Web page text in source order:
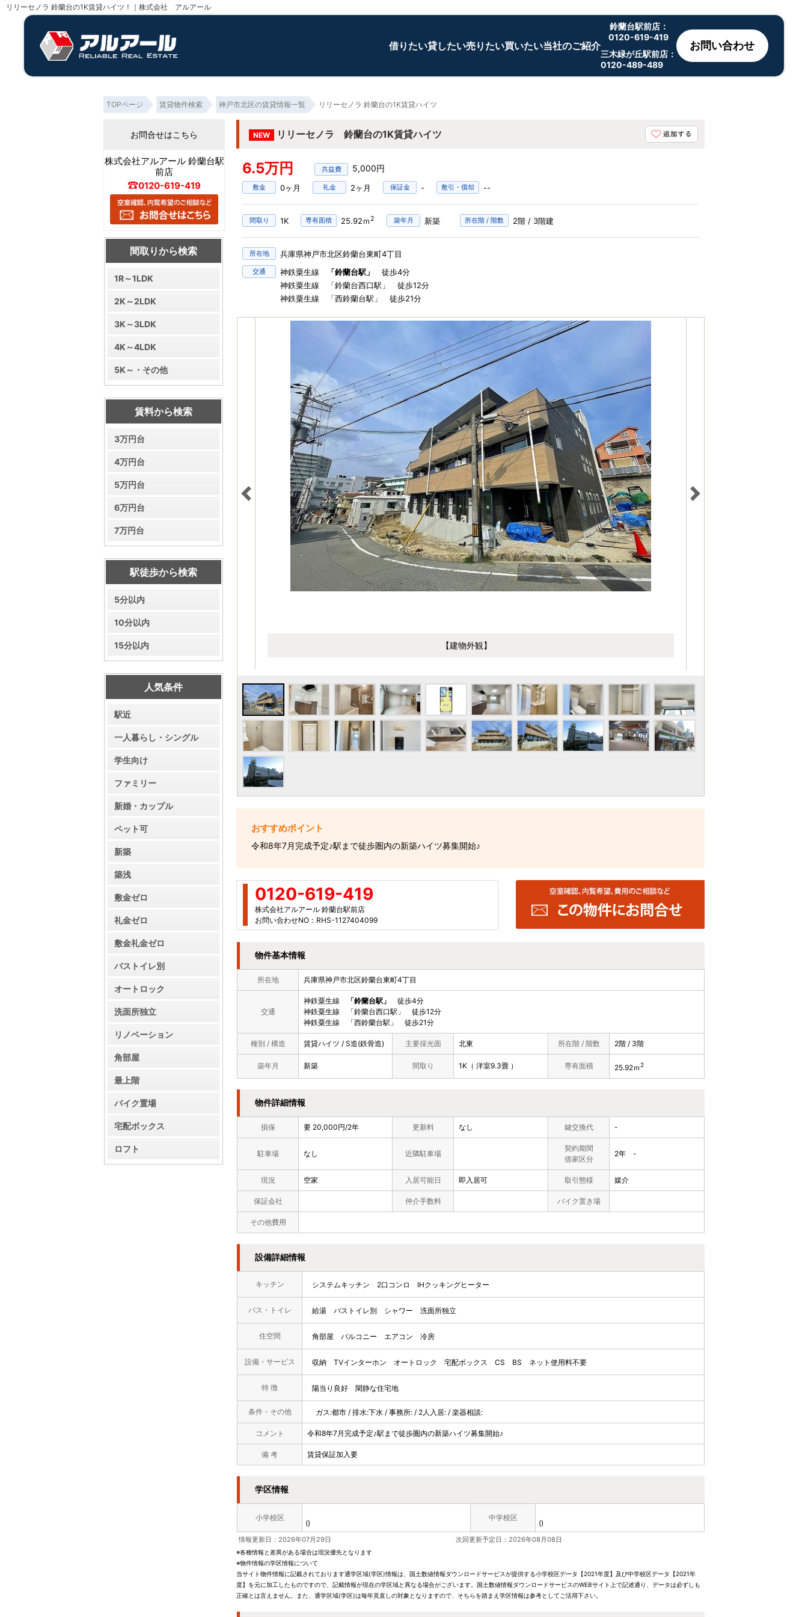
リリーセノラ 鈴蘭台の1K賃貸ハイツ！｜株式会社 アルアール
借りたい貸したい売りたい買いたい当社のご紹介
鈴蘭台駅前店：
0120-619-419
三木緑が丘駅前店：
0120-489-489
お問い合わせ
TOPページ 賃貸物件検索 神戸市北区の賃貸情報一覧 リリーセノラ 鈴蘭台の1K賃貸ハイツ
NEW リリーセノラ 鈴蘭台の1K賃貸ハイツ
6.5万円 5,000円
敷金 0ヶ月 礼金 2ヶ月 保証金 - 敷引・償却 --
間取り 1K 専有面積 25.92ｍ2 築年月 新築 所在階 / 階数 2階 / 3階建
所在地 兵庫県神戸市北区鈴蘭台東町4丁目
交通 神鉄粟生線 「鈴蘭台駅」
徒歩4分
神鉄粟生線 「鈴蘭台西口駅」 徒歩12分
神鉄粟生線 「西鈴蘭台駅」 徒歩21分
【建物外観】
令和8年7月完成予定♪駅まで徒歩圏内の新築ハイツ募集開始♪
0120-619-419
株式会社アルアール 鈴蘭台駅前店
お問い合わせNO：RHS-1127404099
物件基本情報
所在地 兵庫県神戸市北区鈴蘭台東町4丁目
交通
神鉄粟生線 「鈴蘭台駅」
徒歩4分
神鉄粟生線 「鈴蘭台西口駅」 徒歩12分
神鉄粟生線 「西鈴蘭台駅」 徒歩21分
種別 / 構造 賃貸ハイツ / S造(鉄骨造) 主要採光面 北東 所在階 / 階数 2階 / 3階
築年月 新築 間取り 1K（ 洋室9.3畳 ） 専有面積 25.92ｍ2
物件詳細情報
損保 要 20,000円/2年 更新料 なし 鍵交換代 -
駐車場 なし 近隣駐車場
契約期間
借家区分
2年 -
現況 空家 入居可能日 即入居可 取引態様 媒介
保証会社 仲介手数料 バイク置き場
その他費用
設備詳細情報
キッチン システムキッチン 2口コンロ IHクッキングヒーター
バス・トイレ 給湯 バストイレ別 シャワー 洗面所独立
住空間 角部屋 バルコニー エアコン 冷房
設備・サービス 収納 TVインターホン オートロック 宅配ボックス CS BS ネット使用料不要
特 徴 陽当り良好 閑静な住宅地
条件・その他 ガス:都市 / 排水:下水 / 事務所: / 2人入居: / 楽器相談:
コメント 令和8年7月完成予定♪駅まで徒歩圏内の新築ハイツ募集開始♪
備 考 賃貸保証加入要
学区情報
小学校区
()
中学校区
()
情報更新日：2026年07月29日 次回更新予定日：2026年08月08日
※各種情報と差異がある場合は現況優先となります
※物件情報の学区情報について
当サイト物件情報に記載されております通学区域(学区)情報は、国土数値情報ダウンロードサービスが提供する小学校区データ【2021年度】及び中学校区データ【2021年
度】を元に加工したものですので、記載情報が現在の学区域と異なる場合がございます。国土数値情報ダウンロードサービスのWEBサイト上で記述通り、データは必ずしも
正確とは言えません。また、通学区域(学区)は毎年見直しの対象となりますので、そちらを踏まえ学区情報は参考としてご活用下さい。
お問合せはこちら
株式会社アルアール 鈴蘭台駅
前店
0120-619-419
間取りから検索
1R～1LDK
2K～2LDK
3K～3LDK
4K～4LDK
5K～・その他
賃料から検索
3万円台
4万円台
5万円台
6万円台
7万円台
駅徒歩から検索
5分以内
10分以内
15分以内
人気条件
駅近
一人暮らし・シングル
学生向け
ファミリー
新婚・カップル
ペット可
新築
築浅
敷金ゼロ
礼金ゼロ
敷金礼金ゼロ
バストイレ別
オートロック
洗面所独立
リノベーション
角部屋
最上階
バイク置場
宅配ボックス
ロフト